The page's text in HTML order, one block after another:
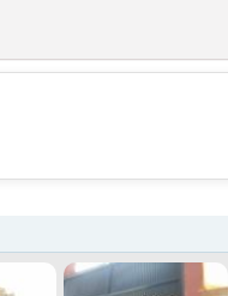
💕